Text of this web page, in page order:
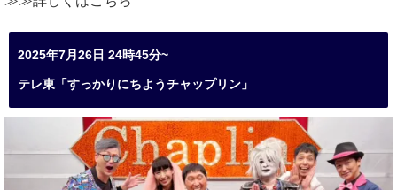
2025年7月26日 24時45分~
テレ東「すっかりにちようチャップリン」